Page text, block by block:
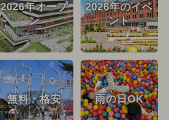
2026年オープ
ン
2026年のイベ
ント
無料・格安 雨の日OK